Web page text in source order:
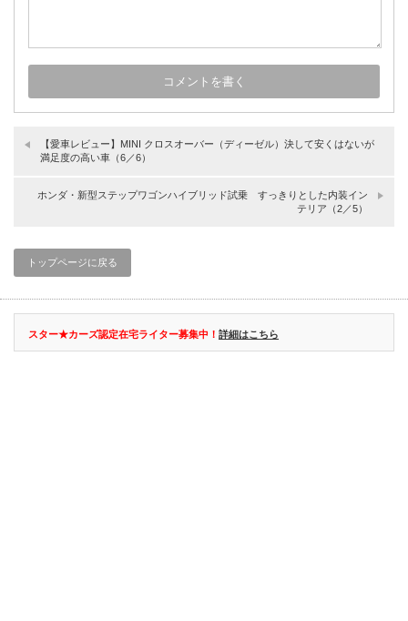
【愛車レビュー】MINI クロスオーバー（ディーゼル）決して安くはないが
満足度の高い車（6／6）
ホンダ・新型ステップワゴンハイブリッド試乗 すっきりとした内装イン
テリア（2／5）
トップページに戻る
スター★カーズ認定在宅ライター募集中！ 詳細はこちら